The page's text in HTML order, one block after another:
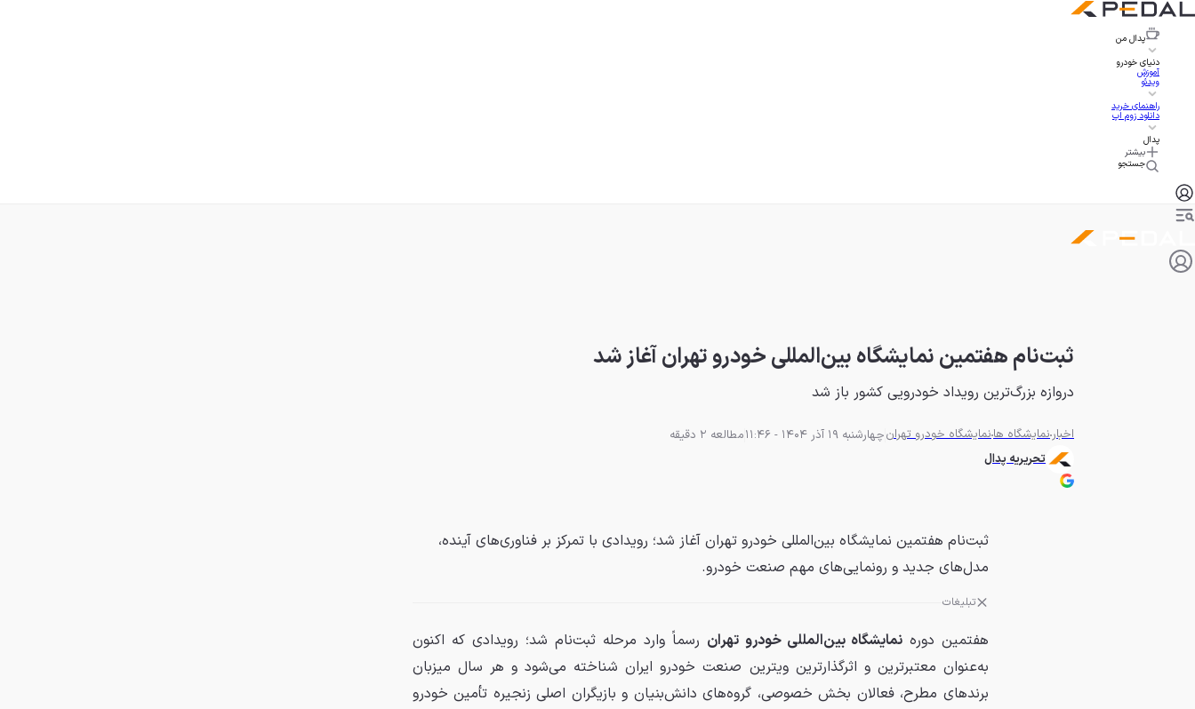
پدال من
دنیای خودرو
آموزش
ویدئو
راهنمای خرید
دانلود زوم اپ
پدال
بیشتر
جستجو
ثبت‌نام هفتمین نمایشگاه بین‌المللی خودرو تهران آغاز شد
دروازه بزرگ‌ترین رویداد خودرویی کشور باز شد
اخبارنمایشگاه هانمایشگاه خودرو تهرانچهارشنبه 19 آذر 1404 - 11:46
مطالعه 2 دقیقه
تحریریه پدال
ثبت‌نام هفتمین نمایشگاه بین‌المللی خودرو تهران آغاز شد؛ رویدادی با تمرکز بر فناوری‌های آینده،
مدل‌های جدید و رونمایی‌های مهم صنعت خودرو.
تبلیغات
هفتمین دورهنمایشگاه بین‌المللی خودرو تهران رسماً وارد مرحله ثبت‌نام شد؛ رویدادی که اکنون
به‌عنوان معتبرترین و اثرگذارترین ویترین صنعت خودرو ایران شناخته می‌شود و هر سال میزبان
برندهای مطرح، فعالان بخش خصوصی، گروه‌های دانش‌بنیان و بازیگران اصلی زنجیره تأمین خودرو